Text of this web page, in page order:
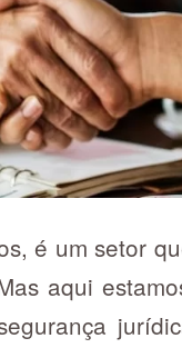
é um setor
aqui